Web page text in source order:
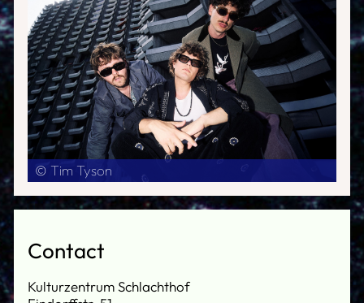
© Tim Tyson
Contact
Kulturzentrum Schlachthof